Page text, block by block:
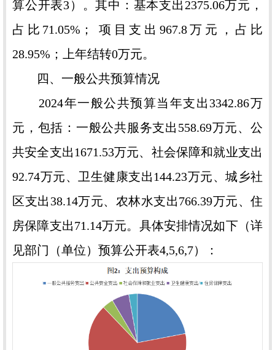
算公开表3）。其中：基本支出2375.06万元，
占比71.05%； 项目支出967.8万元，占比
28.95%；上年结转0万元。
四、一般公共预算情况
2024年一般公共预算当年支出3342.86万
元，包括：一般公共服务支出558.69万元、公
共安全支出1671.53万元、社会保障和就业支出
92.74万元、卫生健康支出144.23万元、城乡社
区支出38.14万元、农林水支出766.39万元、住
房保障支出71.14万元。具体安排情况如下（详
见部门（单位）预算公开表4,5,6,7）：